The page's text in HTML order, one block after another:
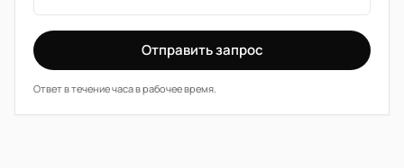
Отправить запрос
Ответ в течение часа в рабочее время.